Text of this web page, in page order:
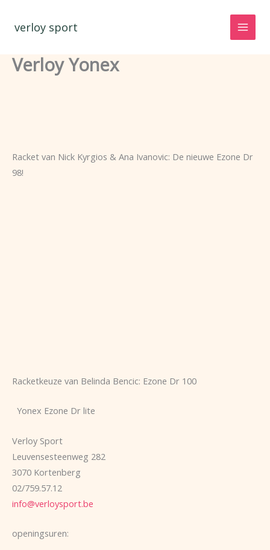
naar
inhoud
verloy sport
Verloy Yonex
Racket van Nick Kyrgios & Ana Ivanovic: De nieuwe Ezone Dr
98!
Racketkeuze van Belinda Bencic: Ezone Dr 100
Yonex Ezone Dr lite
Verloy Sport
Leuvensesteenweg 282
3070 Kortenberg
02/759.57.12
info@verloysport.be
openingsuren: